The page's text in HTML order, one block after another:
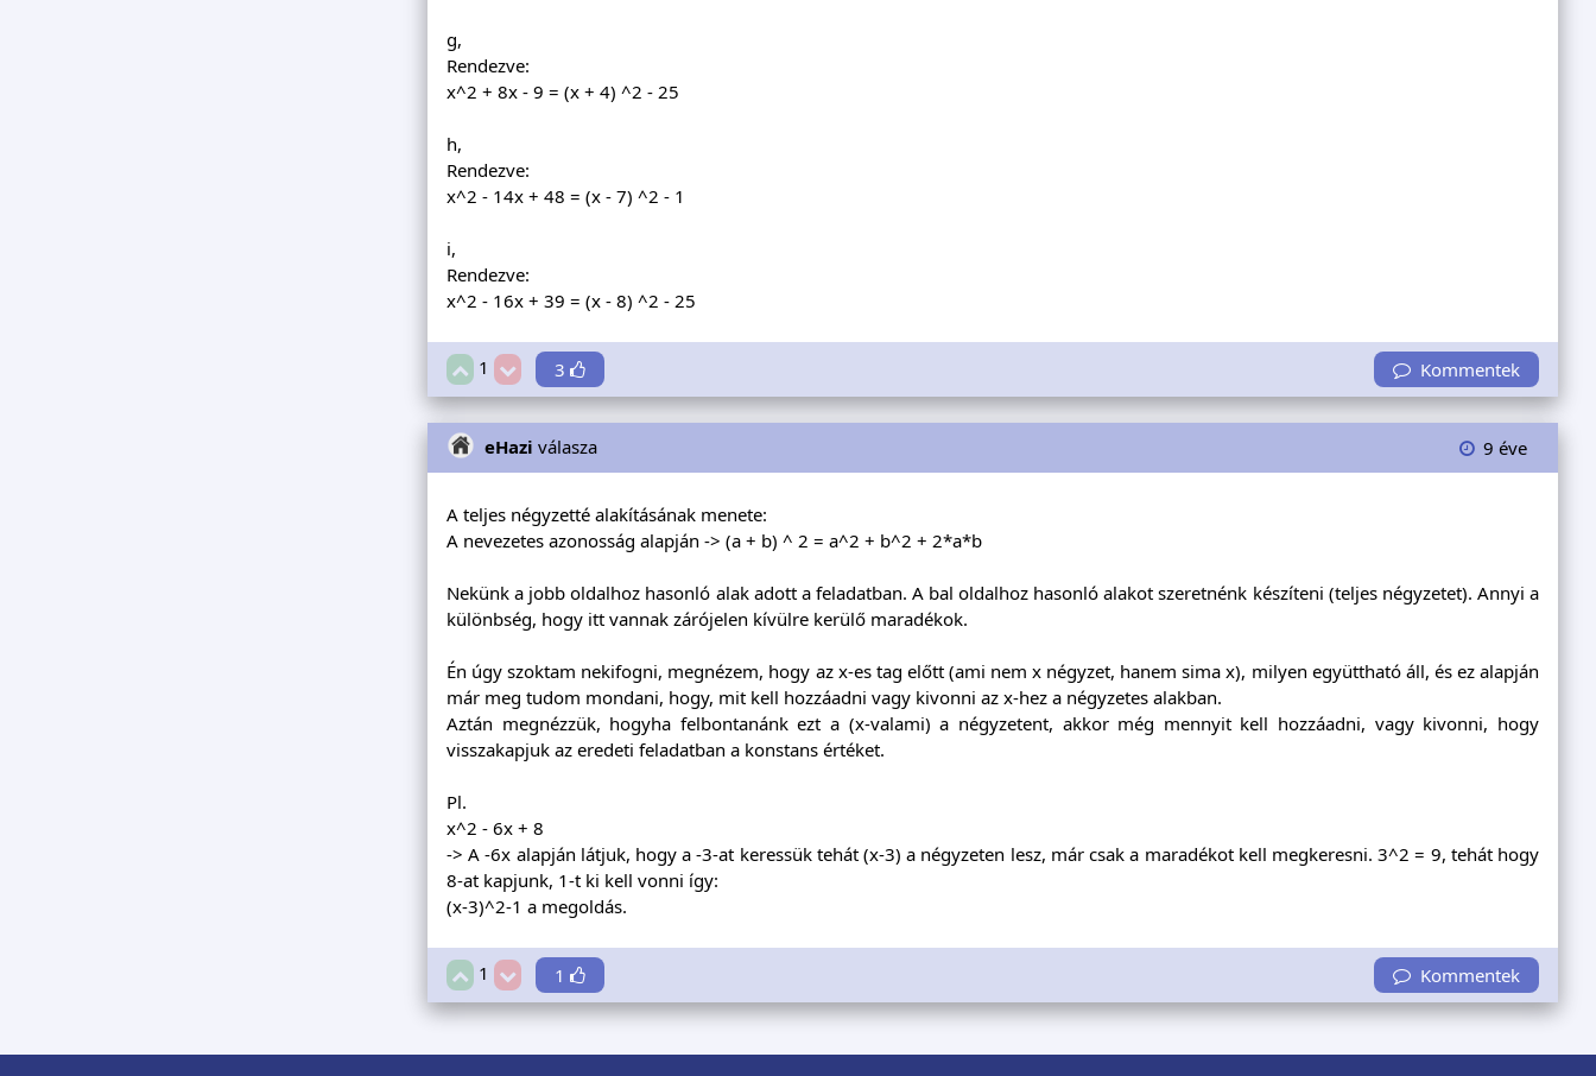
g,
Rendezve:
x^2 + 8x - 9 = (x + 4) ^2 - 25
h,
Rendezve:
x^2 - 14x + 48 = (x - 7) ^2 - 1
i,
Rendezve:
x^2 - 16x + 39 = (x - 8) ^2 - 25
1 3 Kommentek
eHazi válasza 9 éve
A teljes négyzetté alakításának menete:
A nevezetes azonosság alapján -> (a + b) ^ 2 = a^2 + b^2 + 2*a*b
Nekünk a jobb oldalhoz hasonló alak adott a feladatban. A bal oldalhoz hasonló alakot szeretnénk készíteni (teljes négyzetet). Annyi a
különbség, hogy itt vannak zárójelen kívülre kerülő maradékok.
Én úgy szoktam nekifogni, megnézem, hogy az x-es tag előtt (ami nem x négyzet, hanem sima x), milyen együttható áll, és ez alapján
már meg tudom mondani, hogy, mit kell hozzáadni vagy kivonni az x-hez a négyzetes alakban.
Aztán megnézzük, hogyha felbontanánk ezt a (x-valami) a négyzetent, akkor még mennyit kell hozzáadni, vagy kivonni, hogy
visszakapjuk az eredeti feladatban a konstans értéket.
Pl.
x^2 - 6x + 8
-> A -6x alapján látjuk, hogy a -3-at keressük tehát (x-3) a négyzeten lesz, már csak a maradékot kell megkeresni. 3^2 = 9, tehát hogy
8-at kapjunk, 1-t ki kell vonni így:
(x-3)^2-1 a megoldás.
1 1 Kommentek